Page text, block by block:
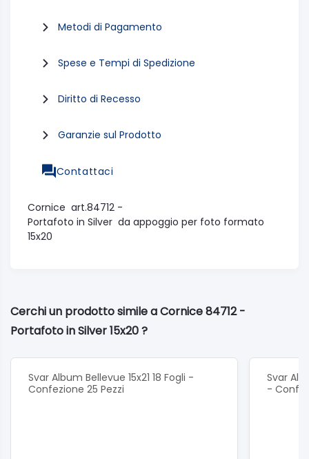
Metodi di Pagamento
Spese e Tempi di Spedizione
Diritto di Recesso
Garanzie sul Prodotto
Contattaci
Cornice art.84712 -
Portafoto in Silver da appoggio per foto formato
15x20
Cerchi un prodotto simile a Cornice 84712 -
Portafoto in Silver 15x20 ?
Svar Album Bellevue 15x21 18 Fogli -
Confezione 25 Pezzi
Svar
-